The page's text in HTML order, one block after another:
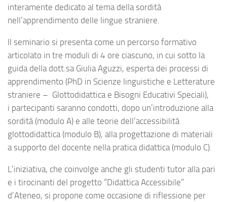
interamente dedicato al tema della sordità
nell’apprendimento delle lingue straniere.
Il seminario si presenta come un percorso formativo
articolato in tre moduli di 4 ore ciascuno, in cui sotto la
guida della dott.sa Giulia Aguzzi, esperta dei processi di
apprendimento (PhD in Scienze linguistiche e Letterature
straniere – Glottodidattica e Bisogni Educativi Speciali),
i partecipanti saranno condotti, dopo un’introduzione alla
sordità (modulo A) e alle teorie dell’accessibilità
glottodidattica (modulo B), alla progettazione di materiali
a supporto del docente nella pratica didattica (modulo C).
L’iniziativa, che coinvolge anche gli studenti tutor alla pari
e i tirocinanti del progetto “Didattica Accessibile”
d’Ateneo, si propone come occasione di riflessione per